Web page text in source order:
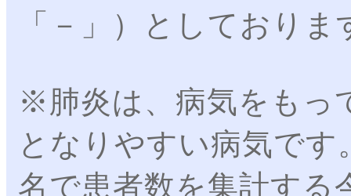
「－」）としておりま
※肺炎は、病気をもっ
となりやすい病気で
名で患者数を集計する